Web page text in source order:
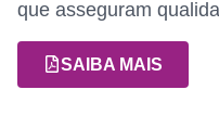
que asseguram
SAIBA MAIS